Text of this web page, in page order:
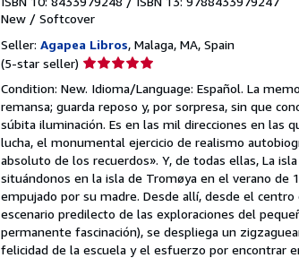
New / Softcover
Seller: Agapea Libros, Malaga, MA, Spain
(5-star seller) Seller
5
out
of
5
stars
Condition: New. Idioma/Language: Español. La
remansa; guarda reposo y, por sorpresa, sin que
súbita iluminación. Es en las mil direcciones en las
lucha, el monumental ejercicio de realismo
absoluto de los recuerdos». Y, de todas ellas, La
situándonos en la isla de Tromøya en el verano de
empujado por su madre. Desde allí, desde el
escenario predilecto de las exploraciones del
permanente fascinación), se despliega un
felicidad de la escuela y el esfuerzo por encontrar